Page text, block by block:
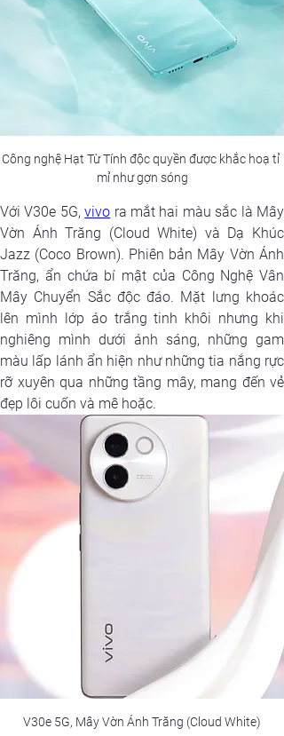
Công nghệ Hạt Từ Tính độc quyền được khắc hoạ tỉ
mỉ như gợn sóng
Với V30e 5G, vivo ra mắt hai màu sắc là Mây
Vờn Ánh Trăng (Cloud White) và Dạ Khúc
Jazz (Coco Brown). Phiên bản Mây Vờn Ánh
Trăng, ẩn chứa bí mật của Công Nghệ Vân
Mây Chuyển Sắc độc đáo. Mặt lưng khoác
lên mình lớp áo trắng tinh khôi nhưng khi
nghiêng mình dưới ánh sáng, những gam
màu lấp lánh ẩn hiện như những tia nắng rực
rỡ xuyên qua những tầng mây, mang đến vẻ
đẹp lôi cuốn và mê hoặc.
V30e 5G, Mây Vờn Ánh Trăng (Cloud White)